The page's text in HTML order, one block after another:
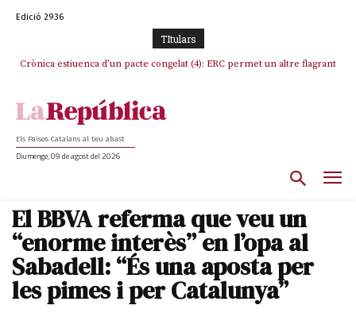
Edició 2936
TItulars
Crònica estiuenca d’un pacte congelat (4): ERC permet un altre flagrant
Rufián boicoteja l’estratègia d’acostament a Junts d’Oriol Junqueras
Els Països Catalans al teu abast
Diumenge, 09 de agost del 2026
El BBVA referma que veu un
“enorme interès” en l’opa al
Sabadell: “És una aposta per
les pimes i per Catalunya”